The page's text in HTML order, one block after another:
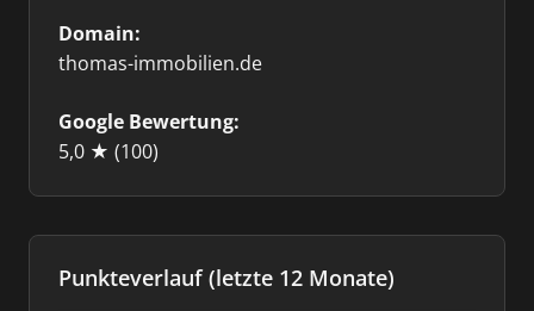
Domain:
thomas-immobilien.de
Google Bewertung:
5,0 ★ (100)
Punkteverlauf (letzte 12 Monate)